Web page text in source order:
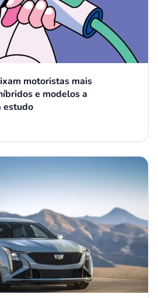
motoristas mais
e modelos a
estudo